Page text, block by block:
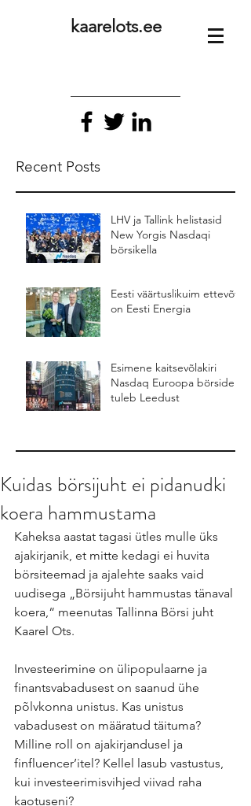
kaarelots.ee
Recent Posts
LHV ja Tallink helistasid
New Yorgis Nasdaqi
börsikella
Eesti väärtuslikuim ettevõte
on Eesti Energia
Esimene kaitsevõlakiri
Nasdaq Euroopa börsidel
tuleb Leedust
Kuidas börsijuht ei pidanudki
koera hammustama
Kaheksa aastat tagasi ütles mulle üks
ajakirjanik, et mitte kedagi ei huvita
börsiteemad ja ajalehte saaks vaid
uudisega „Börsijuht hammustas tänaval
koera,“ meenutas Tallinna Börsi juht
Kaarel Ots.
Investeerimine on ülipopulaarne ja
finantsvabadusest on saanud ühe
põlvkonna unistus. Kas unistus
vabadusest on määratud täituma?
Milline roll on ajakirjandusel ja
finfluencer’itel? Kellel lasub vastustus,
kui investeerimisvihjed viivad raha
kaotuseni?